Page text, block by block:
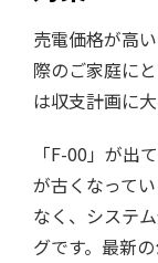
売電価格が高
際のご家庭にと
は収支計画に
「F-00」が出
が古くなって
なく、システ
グです。最新の